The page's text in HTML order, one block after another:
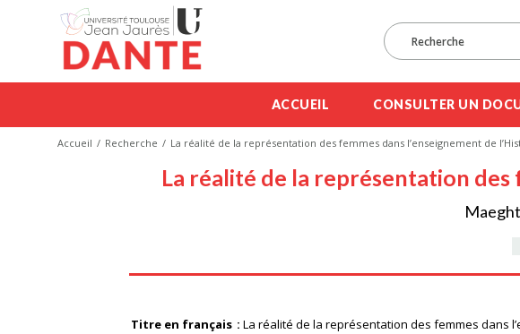
ACCUEIL CONSULTER UN
Accueil Recherche La réalité de la représentation des femmes dans l’enseignement de
La réalité de la représentation des
Titre en français
La réalité de la représentation des femmes dans